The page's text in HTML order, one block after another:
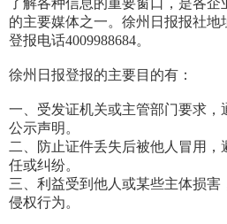
的主要媒体之一。徐州日报报社地
登报电话4009988684。
徐州日报登报的主要目的有：
一、受发证机关或主管部门要求，
公示声明。
二、防止证件丢失后被他人冒用
任或纠纷。
三、利益受到他人或某些主体损害
侵权行为。